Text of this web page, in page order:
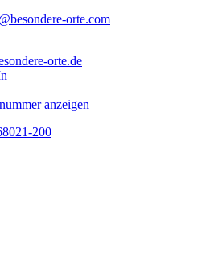
orte.com
orte.de
anzeigen
200